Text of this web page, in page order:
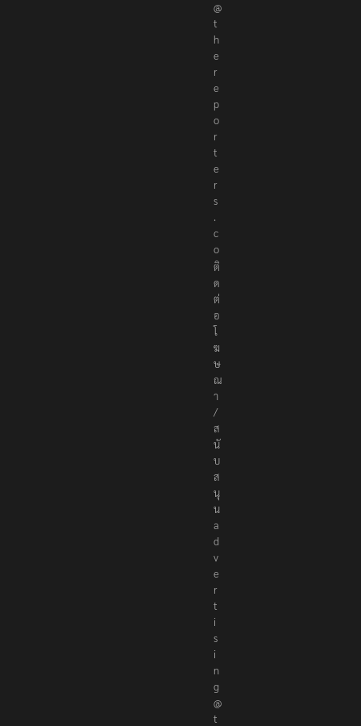
e
r
e
p
o
r
t
e
r
s
.
c
o
ติ
ด
ต่
อ
โ
ฆ
ษ
ณ
า
/
ส
นั
บ
ส
นุ
น
a
d
v
e
r
t
i
s
i
n
g
@
t
h
e
r